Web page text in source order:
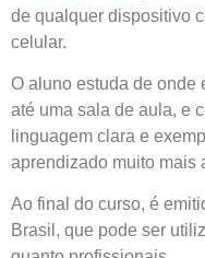
de qualquer dispositivo
celular.
O aluno estuda de onde
até uma sala de aula, e
linguagem clara e
aprendizado muito mais
Ao final do curso, é
Brasil , que pode ser